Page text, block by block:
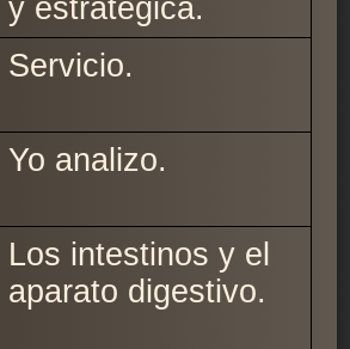
y estratégica.
Servicio.
Yo analizo.
Los intestinos y el
aparato digestivo.